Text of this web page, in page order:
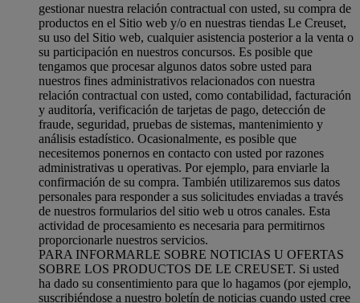
gestionar nuestra relación contractual con usted, su compra de
productos en el Sitio web y/o en nuestras tiendas Le Creuset,
su uso del Sitio web, cualquier asistencia posterior a la venta o
su participación en nuestros concursos. Es posible que
tengamos que procesar algunos datos sobre usted para
nuestros fines administrativos relacionados con nuestra
relación contractual con usted, como contabilidad, facturación
y auditoría, verificación de tarjetas de pago, detección de
fraude, seguridad, pruebas de sistemas, mantenimiento y
análisis estadístico. Ocasionalmente, es posible que
necesitemos ponernos en contacto con usted por razones
administrativas u operativas. Por ejemplo, para enviarle la
confirmación de su compra. También utilizaremos sus datos
personales para responder a sus solicitudes enviadas a través
de nuestros formularios del sitio web u otros canales. Esta
actividad de procesamiento es necesaria para permitirnos
proporcionarle nuestros servicios.
PARA INFORMARLE SOBRE NOTICIAS U OFERTAS
SOBRE LOS PRODUCTOS DE LE CREUSET. Si usted
ha dado su consentimiento para que lo hagamos (por ejemplo,
suscribiéndose a nuestro boletín de noticias cuando usted cree